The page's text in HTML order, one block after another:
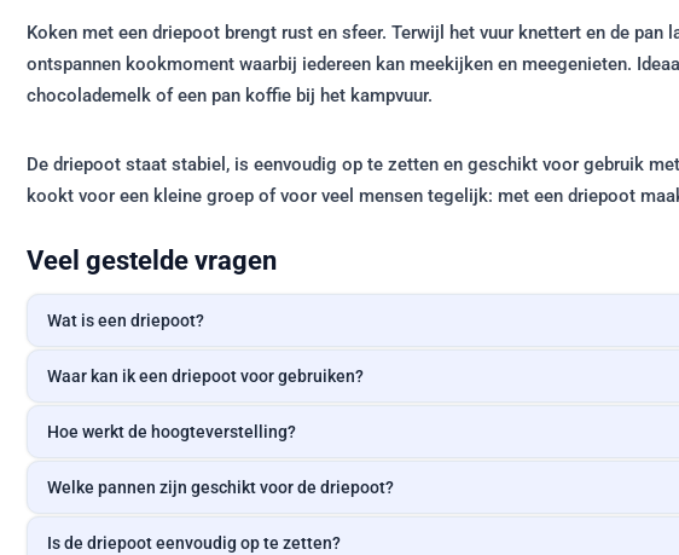
Koken met een driepoot brengt rust en sfeer. Terwijl het vuur knettert en de pan
ontspannen kookmoment waarbij iedereen kan meekijken en meegenieten.
chocolademelk of een pan koffie bij het kampvuur.
De driepoot staat stabiel, is eenvoudig op te zetten en geschikt voor gebruik
kookt voor een kleine groep of voor veel mensen tegelijk: met een driepoot
Veel gestelde vragen
Wat is een driepoot?
Waar kan ik een driepoot voor gebruiken?
Hoe werkt de hoogteverstelling?
Welke pannen zijn geschikt voor de driepoot?
Is de driepoot eenvoudig op te zetten?